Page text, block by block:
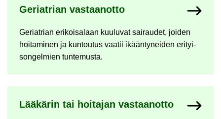
Ge­riat­rian vas­taan­ot­to
Ge­riat­rian eri­koi­sa­laan kuu­lu­vat sai­rau­det, joi­den
hoi­ta­mi­nen ja kun­tou­tus vaa­tii ikään­ty­nei­den eri­tyi­
son­gel­mien tun­te­mus­ta.
Lää­kä­rin tai hoi­ta­jan vas­taan­ot­to